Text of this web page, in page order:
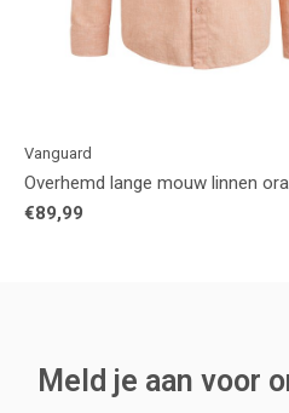
Vanguard
Overhemd lange mouw linnen
€89,99
Meld je aan voor